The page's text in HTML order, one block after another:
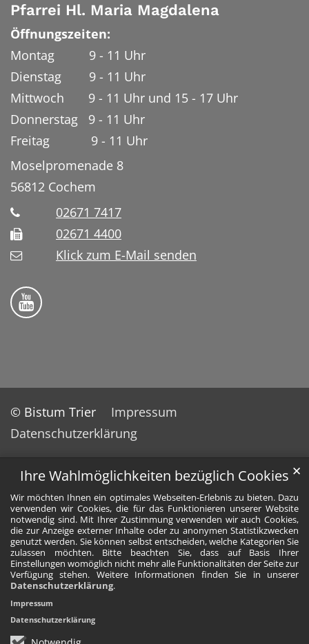
Ihre Wahlmöglichkeiten bezüglich Cookies
Wir möchten Ihnen ein optimales Webseiten-Erlebnis zu bieten. Dazu
verwenden wir Cookies, die für das Funktionieren unserer Website
notwendig sind. Mit Ihrer Zustimmung verwenden wir auch Cookies,
die zur Anzeige externer Inhalte oder zu anonymen Statistikzwecken
genutzt werden. Sie können selbst entscheiden, welche Kategorien Sie
zulassen möchten. Bitte beachten Sie, dass auf Basis Ihrer
Einstellungen womöglich nicht mehr alle Funktionalitäten der Seite zur
Verfügung stehen. Weitere Informationen finden Sie in unserer
Datenschutzerklärung.
✕
Impressum
Datenschutzerklärung
Pfarrei Hl. Maria Magdalena
Öffnungszeiten:
Montag 9 - 11 Uhr
Dienstag 9 - 11 Uhr
Mittwoch 9 - 11 Uhr und 15 - 17 Uhr
Donnerstag 9 - 11 Uhr
Freitag 9 - 11 Uhr
Moselpromenade 8
56812 Cochem
02671 7417
02671 4400
Klick zum E-Mail senden
Bistum Trier auf YouTube
© Bistum Trier
Impressum
Datenschutzerklärung